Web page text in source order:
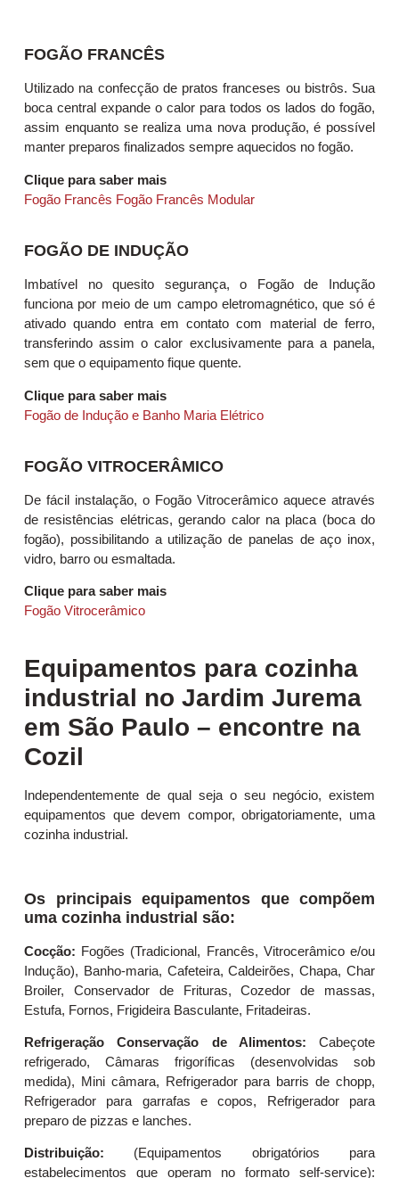
FOGÃO FRANCÊS
Utilizado na confecção de pratos franceses ou bistrôs. Sua
boca central expande o calor para todos os lados do fogão,
assim enquanto se realiza uma nova produção, é possível
manter preparos finalizados sempre aquecidos no fogão.
Clique para saber mais
Fogão Francês Fogão Francês Modular
FOGÃO DE INDUÇÃO
Imbatível no quesito segurança, o Fogão de Indução
funciona por meio de um campo eletromagnético, que só é
ativado quando entra em contato com material de ferro,
transferindo assim o calor exclusivamente para a panela,
sem que o equipamento fique quente.
Clique para saber mais
Fogão de Indução e Banho Maria Elétrico
FOGÃO VITROCERÂMICO
De fácil instalação, o Fogão Vitrocerâmico aquece através
de resistências elétricas, gerando calor na placa (boca do
fogão), possibilitando a utilização de panelas de aço inox,
vidro, barro ou esmaltada.
Clique para saber mais
Fogão Vitrocerâmico
Equipamentos para cozinha
industrial no Jardim Jurema
em São Paulo – encontre na
Cozil
Independentemente de qual seja o seu negócio, existem
equipamentos que devem compor, obrigatoriamente, uma
cozinha industrial.
Os principais equipamentos que compõem
uma cozinha industrial são:
Cocção: Fogões (Tradicional, Francês, Vitrocerâmico e/ou
Indução), Banho-maria, Cafeteira, Caldeirões, Chapa, Char
Broiler, Conservador de Frituras, Cozedor de massas,
Estufa, Fornos, Frigideira Basculante, Fritadeiras.
Refrigeração Conservação de Alimentos: Cabeçote
refrigerado, Câmaras frigoríficas (desenvolvidas sob
medida), Mini câmara, Refrigerador para barris de chopp,
Refrigerador para garrafas e copos, Refrigerador para
preparo de pizzas e lanches.
Distribuição: (Equipamentos obrigatórios para
estabelecimentos que operam no formato self-service):